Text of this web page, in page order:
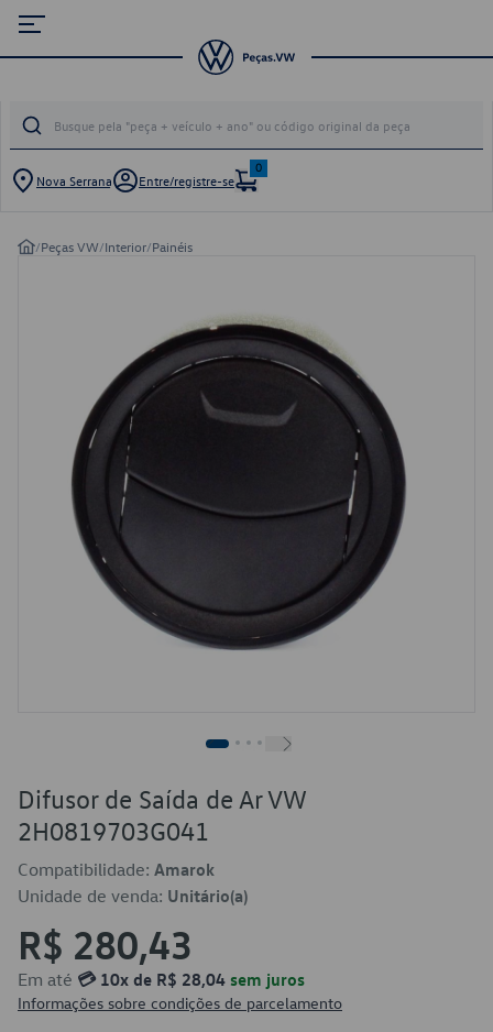
Nova Serrana Entre/registre-se
0
/Peças VW/Interior/Painéis
Difusor de Saída de Ar VW
2H0819703G041
Compatibilidade: Amarok
Unidade de venda: Unitário(a)
R$ 280,43
Em até 💳 10x de R$ 28,04 sem juros
Informações sobre condições de parcelamento